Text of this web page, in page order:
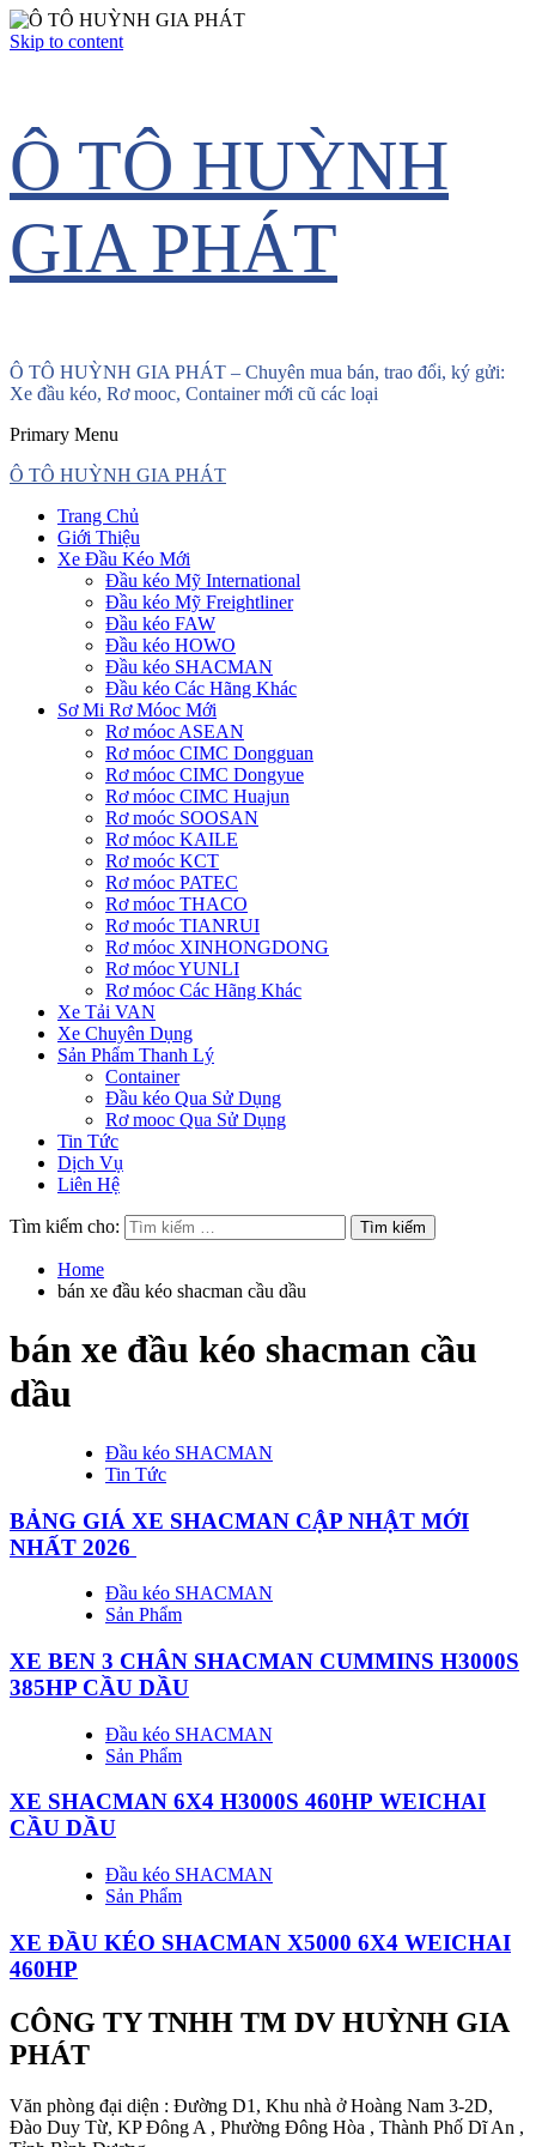
Skip to content
Ô TÔ HUỲNH
GIA PHÁT
Ô TÔ HUỲNH GIA PHÁT – Chuyên mua bán, trao đổi, ký gửi:
Xe đầu kéo, Rơ mooc, Container mới cũ các loại
Primary Menu
Ô TÔ HUỲNH GIA PHÁT
Trang Chủ
Giới Thiệu
Xe Đầu Kéo Mới
Đầu kéo Mỹ International
Đầu kéo Mỹ Freightliner
Đầu kéo FAW
Đầu kéo HOWO
Đầu kéo SHACMAN
Đầu kéo Các Hãng Khác
Sơ Mi Rơ Móoc Mới
Rơ móoc ASEAN
Rơ móoc CIMC Dongguan
Rơ móoc CIMC Dongyue
Rơ móoc CIMC Huajun
Rơ moóc SOOSAN
Rơ móoc KAILE
Rơ moóc KCT
Rơ móoc PATEC
Rơ móoc THACO
Rơ moóc TIANRUI
Rơ móoc XINHONGDONG
Rơ móoc YUNLI
Rơ móoc Các Hãng Khác
Xe Tải VAN
Xe Chuyên Dụng
Sản Phẩm Thanh Lý
Container
Đầu kéo Qua Sử Dụng
Rơ mooc Qua Sử Dụng
Tin Tức
Dịch Vụ
Liên Hệ
Tìm kiếm cho:
Home
bán xe đầu kéo shacman cầu dầu
bán xe đầu kéo shacman cầu
dầu
Đầu kéo SHACMAN
Tin Tức
BẢNG GIÁ XE SHACMAN CẬP NHẬT MỚI
NHẤT 2026
Đầu kéo SHACMAN
Sản Phẩm
XE BEN 3 CHÂN SHACMAN CUMMINS H3000S
385HP CẦU DẦU
Đầu kéo SHACMAN
Sản Phẩm
XE SHACMAN 6X4 H3000S 460HP WEICHAI
CẦU DẦU
Đầu kéo SHACMAN
Sản Phẩm
XE ĐẦU KÉO SHACMAN X5000 6X4 WEICHAI
460HP
CÔNG TY TNHH TM DV HUỲNH GIA
PHÁT
Văn phòng đại diện : Đường D1, Khu nhà ở Hoàng Nam 3-2D,
Đào Duy Từ, KP Đông A , Phường Đông Hòa , Thành Phố Dĩ An ,